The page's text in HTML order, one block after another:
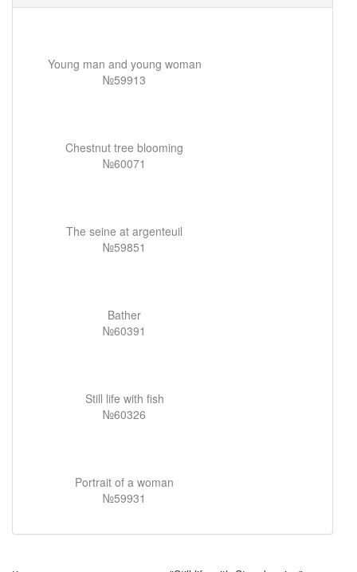
Young man and young woman
№59913
Chestnut tree blooming
№60071
The seine at argenteuil
№59851
Bather
№60391
Still life with fish
№60326
Portrait of a woman
№59931